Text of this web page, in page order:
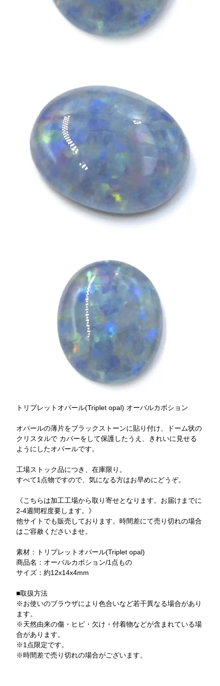
トリプレットオパール(Triplet opal) オーバルカボション
オパールの薄片をブラックストーンに貼り付け、ドーム状の
クリスタルで カバーをして保護したうえ、きれいに見せる
ようにしたオパールです。
工場ストック品につき、在庫限り。
すべて1点物ですので、気になる方はお早めにどうぞ。
《こちらは加工工場から取り寄せとなります。お届けまでに
2-4週間程度要します。》
他サイトでも販売しております。時間差にて売り切れの場合
はご容赦くださいませ。
素材：トリプレットオパール(Triplet opal)
商品名：オーバルカボション/1点もの
サイズ：約12x14x4mm
■取扱方法
※お使いのブラウザにより色合いなど若干異なる場合があり
ます。
※天然由来の傷・ヒビ・欠け・付着物などが含まれている場
合があります。
※1点限定です。
※時間差で売り切れの場合がございます。